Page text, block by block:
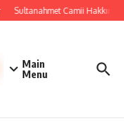
Sultanahmet Camii
Main
Menu